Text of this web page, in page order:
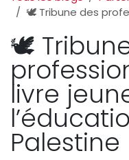
🕊️ Tribune des
🕊️
livre
Palestine